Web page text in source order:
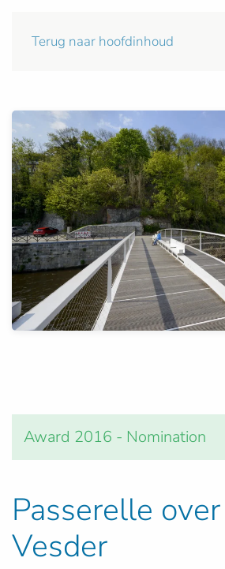
Terug naar hoofdinhoud
Award 2016 - Nomination
Passerelle
Vesder